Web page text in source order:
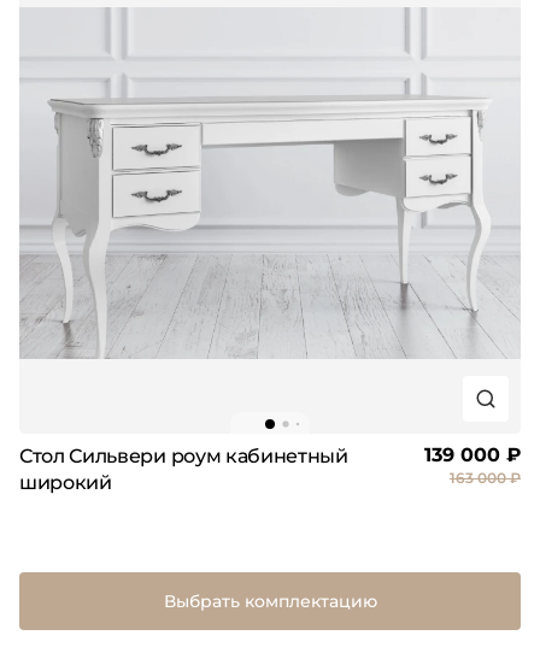
Стол Сильвери роум кабинетный
широкий
139 000 ₽
163 000 ₽
Выбрать комплектацию